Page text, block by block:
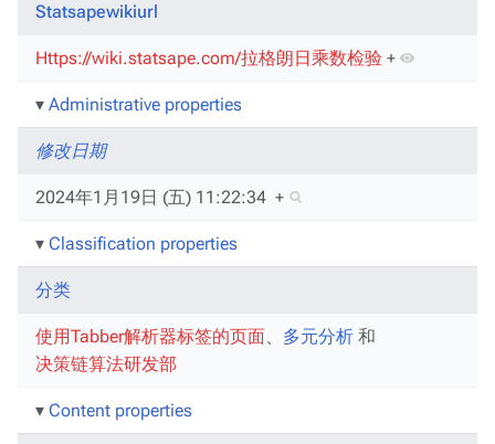
Statsapewikiurl
Https://wiki.statsape.com/拉格朗日乘数检验 +
Administrative properties
修改日期
2024年1月19日 (五) 11:22:34 +
Classification properties
分类
使用Tabber解析器标签的页面、​ 多元分析 和
决策链算法研发部
Content properties